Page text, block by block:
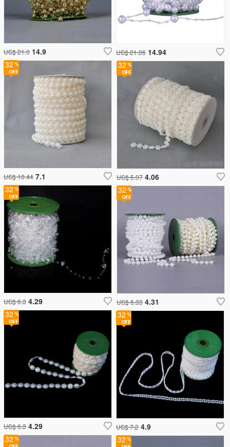
32
US$ 6.33 4.31
32
US$ 5.97 4.06
32
US$ 21.9 14.9
32
US$ 10.44 7.1
US$ 21.96 14.94
32
US$ 6.3 4.29
32
US$ 6.3 4.29
32
US$ 7.2 4.9
32